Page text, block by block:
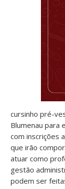
cursinho pré-
Blumenau para
com inscrições
que irão
atuar como
gestão
podem ser